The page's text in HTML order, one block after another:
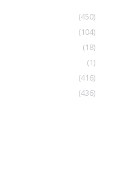
(450)
(104)
(18)
(1)
(416)
(436)